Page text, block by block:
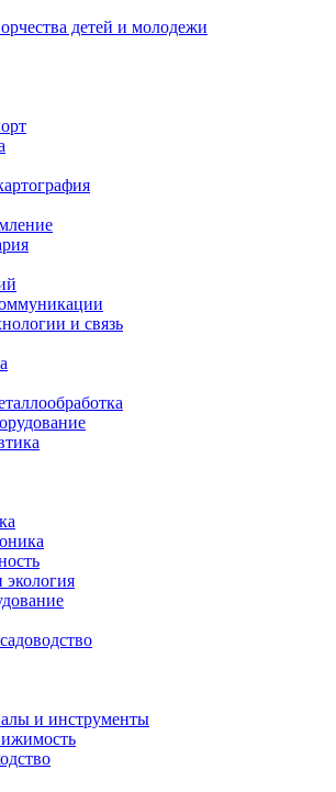
детей и молодежи
и связь
и инструменты